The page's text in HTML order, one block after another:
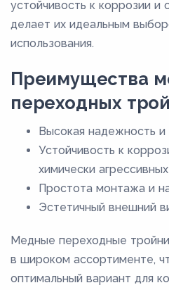
76,1
8
80
88,9
устойчивость к коррозии и
делает их идеальным
использования.
Преимущества
переходных
Высокая надежность и
Устойчивость к
химически
Простота монтажа и
Эстетичный внешний
Медные переходные
в широком ассортименте,
оптимальный вариант для